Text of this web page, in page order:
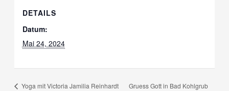
DETAILS
Datum:
Mai 24, 2024
Yoga mit Victoria Jamilia Reinhardt Gruess Gott in Bad Kohlgrub